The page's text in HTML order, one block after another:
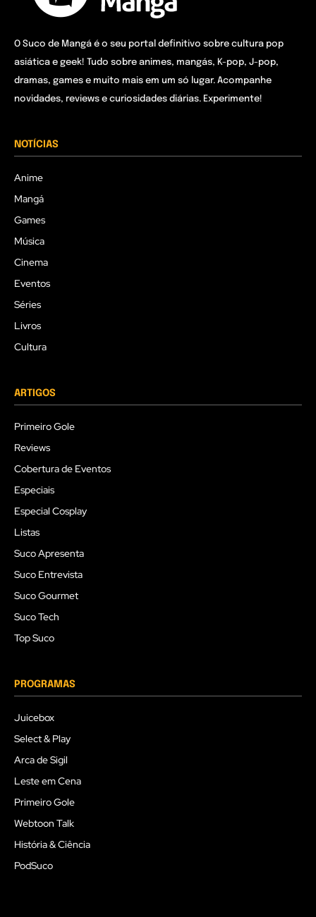
O Suco de Mangá é o seu portal definitivo sobre cultura pop
asiática e geek! Tudo sobre animes, mangás, K-pop, J-pop,
dramas, games e muito mais em um só lugar. Acompanhe
novidades, reviews e curiosidades diárias. Experimente!
NOTÍCIAS
Anime
Mangá
Games
Música
Cinema
Eventos
Séries
Livros
Cultura
ARTIGOS
Primeiro Gole
Reviews
Cobertura de Eventos
Especiais
Especial Cosplay
Listas
Suco Apresenta
Suco Entrevista
Suco Gourmet
Suco Tech
Top Suco
PROGRAMAS
Juicebox
Select & Play
Arca de Sigil
Leste em Cena
Primeiro Gole
Webtoon Talk
História & Ciência
PodSuco